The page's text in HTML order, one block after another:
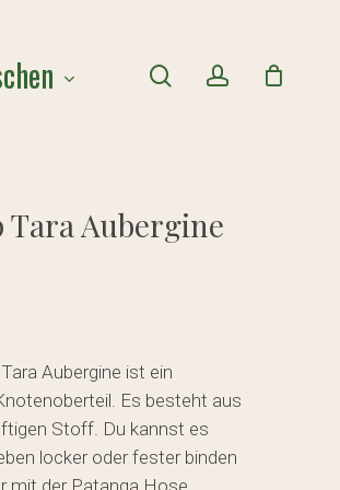
searchaccount
Cart
Aubergine
Aubergine ist ein
Es besteht aus
Stoff. Du kannst es
locker oder fester binden
mit der Patanga Hose